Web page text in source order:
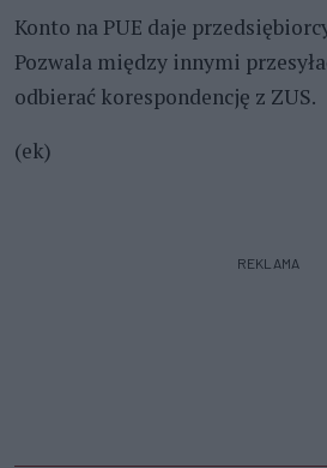
Konto na PUE daje
Pozwala między innymi
odbierać korespondencję z ZUS.
(ek)
REKLAMA